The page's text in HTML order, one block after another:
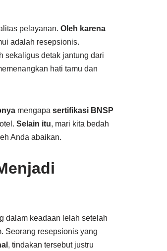
pelayanan. Oleh karena
adalah resepsionis.
sekaligus detak jantung dari
hati tamu dan
mengapa sertifikasi BNSP
Selain itu, mari kita bedah
Anda abaikan.
dalam keadaan lelah setelah
Seorang resepsionis yang
, tindakan tersebut justru